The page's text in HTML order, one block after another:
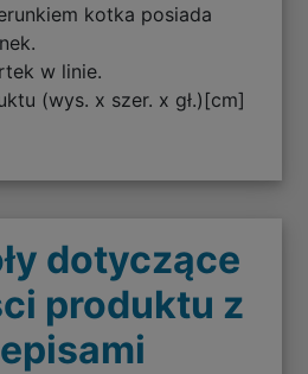
kotka posiada
w linie.
(wys. x szer. x gł.)[cm]
dotyczące
produktu z